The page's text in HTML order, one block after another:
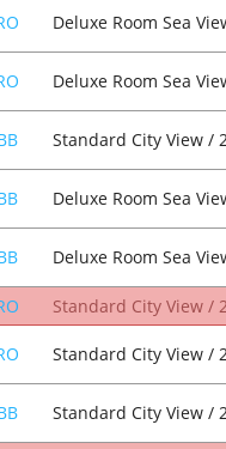
Deluxe Room Sea
Deluxe Room Sea
Standard City View /
Deluxe Room Sea
Deluxe Room Sea
Standard City View /
Standard City View /
Standard City View /